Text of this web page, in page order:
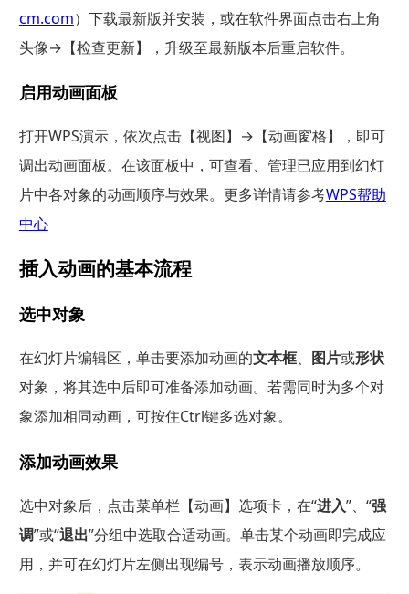
cm.com）下载最新版并安装，或在软件界面点击右上角
头像→【检查更新】，升级至最新版本后重启软件。
启用动画面板
打开WPS演示，依次点击【视图】→【动画窗格】，即可
调出动画面板。在该面板中，可查看、管理已应用到幻灯
片中各对象的动画顺序与效果。更多详情请参考WPS帮助
中心
插入动画的基本流程
选中对象
在幻灯片编辑区，单击要添加动画的文本框、 图片或形状
对象，将其选中后即可准备添加动画。若需同时为多个对
象添加相同动画，可按住Ctrl键多选对象。
添加动画效果
选中对象后，点击菜单栏【动画】选项卡，在“进入”、“强
调”或“退出”分组中选取合适动画。单击某个动画即完成应
用，并可在幻灯片左侧出现编号，表示动画播放顺序。